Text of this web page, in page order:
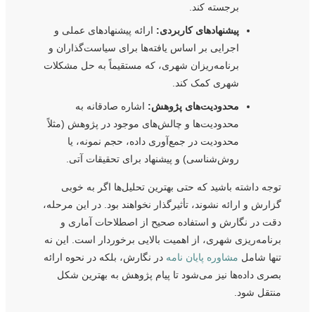
برجسته کند.
پیشنهادهای کاربردی:ارائه پیشنهادهای عملی و
اجرایی بر اساس یافته‌ها برای سیاست‌گذاران و
برنامه‌ریزان شهری، که مستقیماً به حل مشکلات
شهری کمک کند.
محدودیت‌های پژوهش:اشاره صادقانه به
محدودیت‌ها و چالش‌های موجود در پژوهش (مثلاً
محدودیت در جمع‌آوری داده، حجم نمونه، یا
روش‌شناسی) و پیشنهاد برای تحقیقات آتی.
توجه داشته باشید که حتی بهترین تحلیل‌ها اگر به خوبی
گزارش و ارائه نشوند، تأثیرگذار نخواهند بود. در این مرحله،
دقت در نگارش و استفاده صحیح از اصطلاحات آماری و
برنامه‌ریزی شهری، از اهمیت بالایی برخوردار است. این نه
تنها شاملمشاوره پایان نامهدر نگارش، بلکه در نحوه ارائه
بصری داده‌ها نیز می‌شود تا پیام پژوهش به بهترین شکل
منتقل شود.